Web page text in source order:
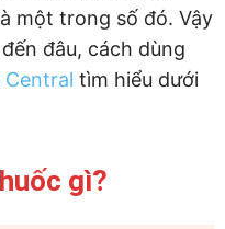
một trong số đó. Vậy
đâu, cách dùng
Central tìm hiểu dưới
gì?